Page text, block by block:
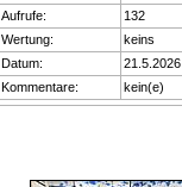
Aufrufe:
132
Wertung:
keins
Datum:
21.5.2026
Kommentare:
kein(e)